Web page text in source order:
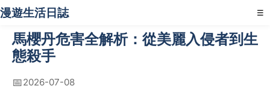
漫遊生活日誌 ☰
馬櫻丹危害全解析：從美麗入侵者到生
態殺手
📅2026-07-08